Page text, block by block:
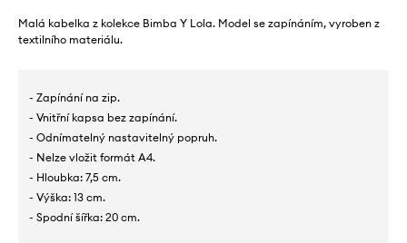
Malá kabelka z kolekce Bimba Y Lola. Model se zapínáním, vyroben z
textilního materiálu.
- Zapínání na zip.
- Vnitřní kapsa bez zapínání.
- Odnímatelný nastavitelný popruh.
- Nelze vložit formát A4.
- Hloubka: 7,5 cm.
- Výška: 13 cm.
- Spodní šířka: 20 cm.